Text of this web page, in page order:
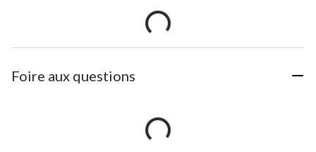
Foire aux questions